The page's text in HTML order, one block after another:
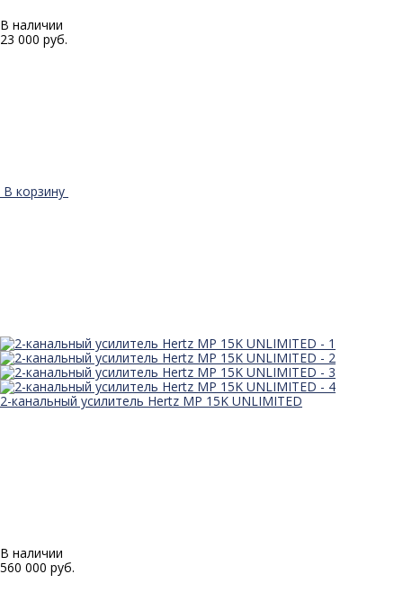
В наличии
23 000 руб.
В корзину
2-канальный усилитель Hertz MP 15K UNLIMITED
В наличии
560 000 руб.